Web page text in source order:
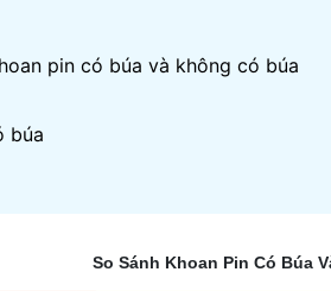
pin có búa và không có búa
búa
So Sánh Khoan Pin Có Búa